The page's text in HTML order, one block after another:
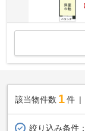
該当物件数 1件
絞り込み条件：